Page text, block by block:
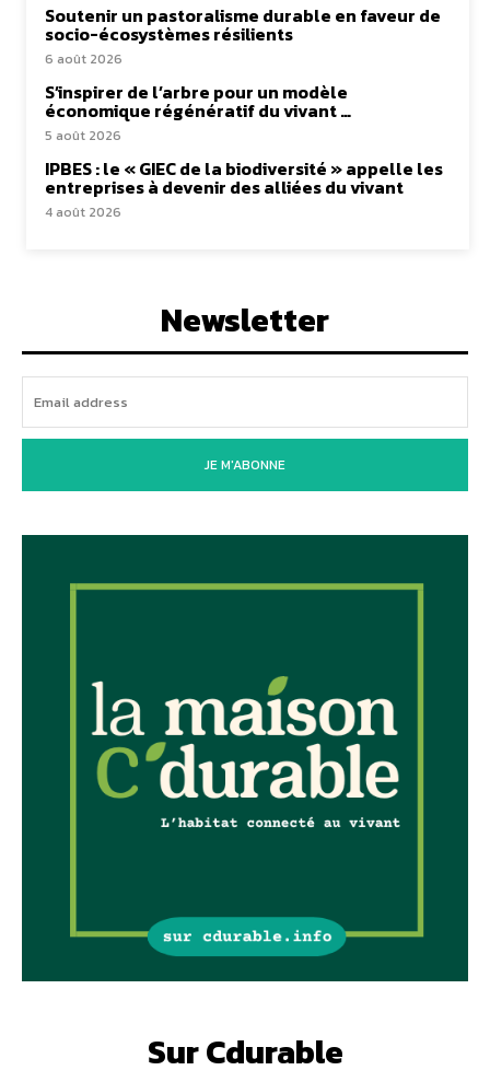
Soutenir un pastoralisme durable en faveur de
socio-écosystèmes résilients
6 août 2026
S’inspirer de l’arbre pour un modèle
économique régénératif du vivant …
5 août 2026
IPBES : le « GIEC de la biodiversité » appelle les
entreprises à devenir des alliées du vivant
4 août 2026
Newsletter
JE M'ABONNE
Sur Cdurable